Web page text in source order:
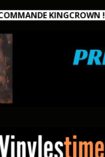
KINGCROWN !